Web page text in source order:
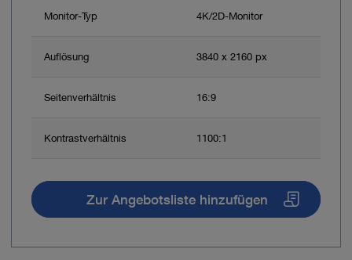
Monitor-Typ 4K/2D-Monitor
Auflösung 3840 x 2160 px
Seitenverhältnis 16:9
Kontrastverhältnis 1100:1
Zur Angebotsliste hinzufügen